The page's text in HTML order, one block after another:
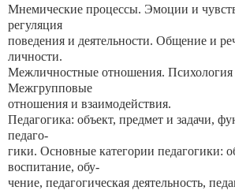
Мнемические процессы. Эмоции и
регуляция
поведения и деятельности. Общение и
личности.
Межличностные отношения.
Межгрупповые
отношения и взаимодействия.
Педагогика: объект, предмет и задачи,
педаго-
гики. Основные категории педагогики:
воспитание, обу-
чение, педагогическая деятельность,